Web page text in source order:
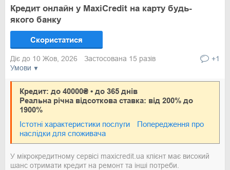
Умови
Кредит онлайн у MaxiCredit на карту будь-
якого банку
Скористатися
Діє до 10 Жов, 2026 Застосована 15 разів +1
Кредит: до 40000₴ • до 365 днів
Реальна річна відсоткова ставка: від 200% до
1900%
Істотні характеристики послуги
Попередження про
наслідки для споживача
У мікрокредитному сервісі maxicredit.ua клієнт має високий
шанс отримати кредит на ремонт та інші потреби.